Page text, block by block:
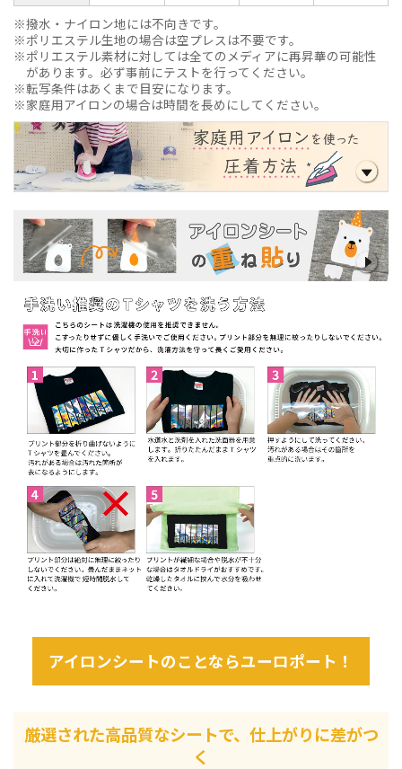
撥水・ナイロン地には不向きです。
ポリエステル生地の場合は空プレスは不要です。
ポリエステル素材に対しては全てのメディアに再昇華の可能性
があります。必ず事前にテストを行ってください。
転写条件はあくまで目安になります。
家庭用アイロンの場合は時間を長めにしてください。
アイロンシートのことならユーロポート！
厳選された高品質なシートで、仕上がりに差がつ
く